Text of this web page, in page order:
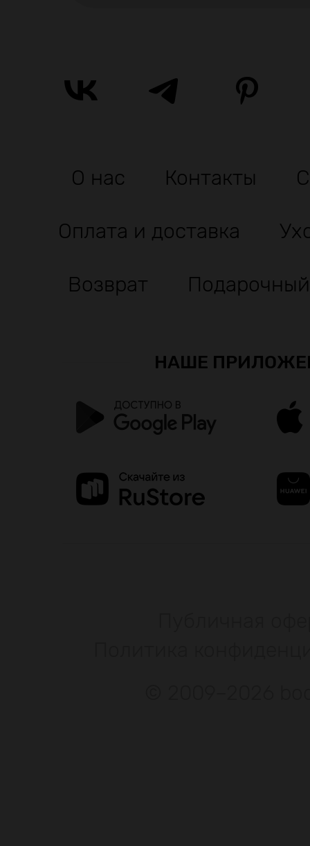
О нас Контакты
Оплата и доставка
Возврат
НАШЕ